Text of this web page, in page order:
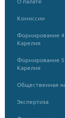
Комиссии
Формирование 4
Карелия
Формирование 5
Карелия
Общественная
Экспертиза